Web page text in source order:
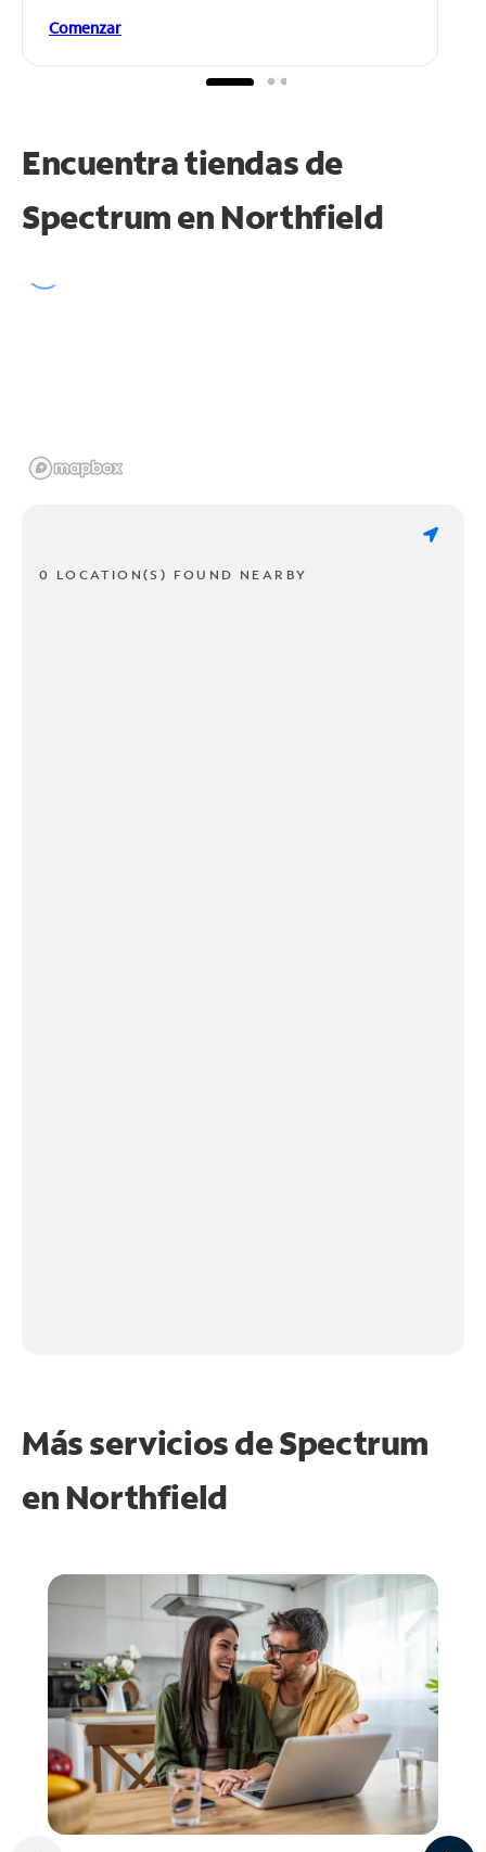
Comenzar
Encuentra tiendas de
Spectrum en Northfield
0 LOCATION(S) FOUND NEARBY
Más servicios de Spectrum
en Northfield